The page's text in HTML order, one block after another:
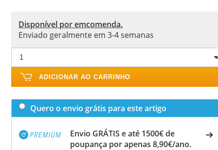
Disponível por emcomenda.
Enviado geralmente em 3-4 semanas
ADICIONAR AO CARRINHO
Quero o envio grátis para este artigo
Envio GRÁTIS e até 1500€ de
poupança por apenas 8,90€/ano.